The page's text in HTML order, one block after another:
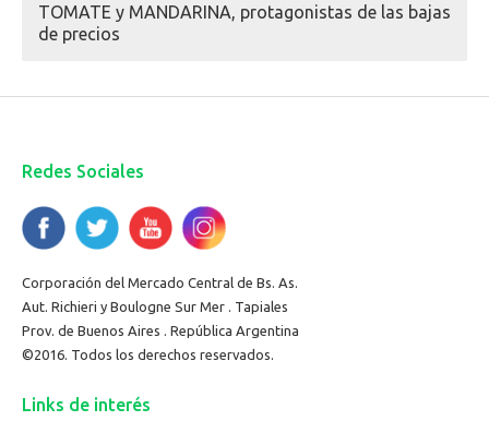
TOMATE y MANDARINA, protagonistas de las bajas
de precios
Redes Sociales
Corporación del Mercado Central de Bs. As.
Aut. Richieri y Boulogne Sur Mer . Tapiales
Prov. de Buenos Aires . República Argentina
©2016. Todos los derechos reservados.
Links de interés